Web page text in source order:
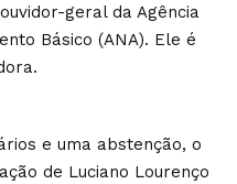
geral da Agência
Básico (ANA). Ele é
e uma abstenção, o
de Luciano Lourenço